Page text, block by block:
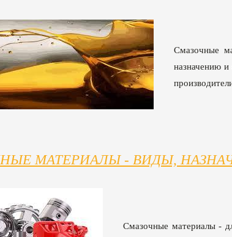
Смазочные
назначению и
МАТЕРИАЛЫ - ВИДЫ,
Смазочные материалы -